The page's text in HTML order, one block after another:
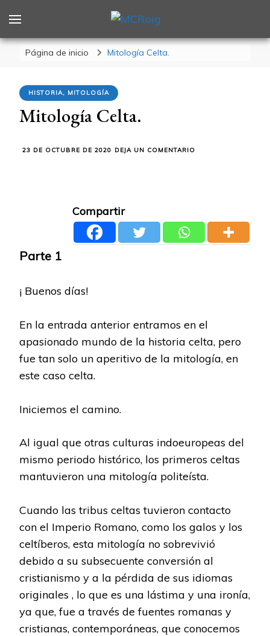
MCRoig
Blog escritora ciencia ficción fantasía terror
Página de inicio Mitología Celta.
HISTORIA, MITOLOGÍA
Mitología Celta.
23 DE OCTUBRE DE 2020 DEJA UN COMENTARIO
Compartir
Parte 1
¡ Buenos días!
En la entrada anterior entramos en el
apasionado mundo de la historia celta, pero
fue tan solo un aperitivo de la mitología, en
este caso celta.
Iniciemos el camino.
Al igual que otras culturas indoeuropeas del
mismo periodo histórico, los primeros celtas
mantuvieron una mitología politeísta.
Cuando las tribus celtas tuvieron contacto
con el Imperio Romano, como los galos y los
celtíberos, esta mitología no sobrevivió
debido a su subsecuente conversión al
cristianismo y a la pérdida de sus idiomas
originales , lo que es una lástima y una ironía,
ya que, fue a través de fuentes romanas y
cristianas, contemporáneas, que conocemos